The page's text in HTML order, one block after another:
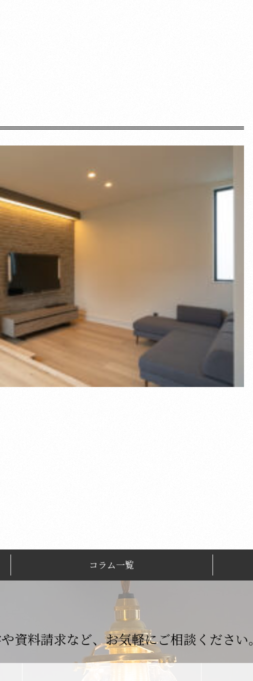
コラム一覧
資料請求など、お気軽にご相談ください。